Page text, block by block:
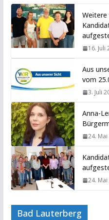
Weitere
16. Juli
Aus
vom
3. Juli
Anna-
24.
24.
Bad Lauterberg